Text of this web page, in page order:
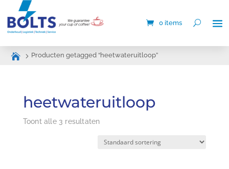
0 items
Producten getagged “heetwateruitloop”
heetwateruitloop
Toont alle 3 resultaten